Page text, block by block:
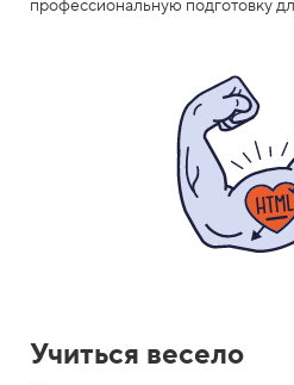
профессиональную подготовку
Учиться весело